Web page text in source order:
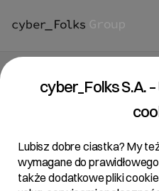
Raport
cyber_Folks S.A.
Lubisz dobre ciastka? My
wymagane do
także dodatkowe pliki